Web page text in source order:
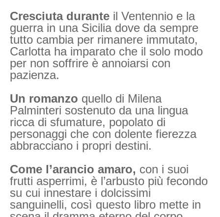
Cresciuta durante il Ventennio e la
guerra in una Sicilia dove da sempre
tutto cambia per rimanere immutato,
Carlotta ha imparato che il solo modo
per non soffrire è annoiarsi con
pazienza.
Un romanzo quello di Milena
Palminteri sostenuto da una lingua
ricca di sfumature, popolato di
personaggi che con dolente fierezza
abbracciano i propri destini.
Come l’arancio amaro, con i suoi
frutti asperrimi, è l’arbusto più fecondo
su cui innestare i dolcissimi
sanguinelli, così questo libro mette in